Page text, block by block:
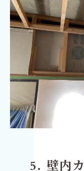
5. 壁内